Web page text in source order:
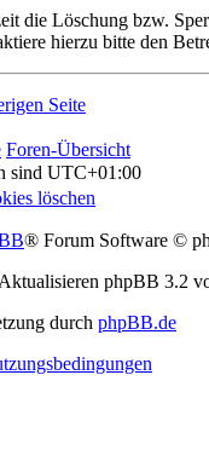
die Löschung bzw.
hierzu bitte den
Seite
Foren-Übersicht
sind UTC+01:00
löschen
® Forum Software ©
phpBB 3.2
durch phpBB.de